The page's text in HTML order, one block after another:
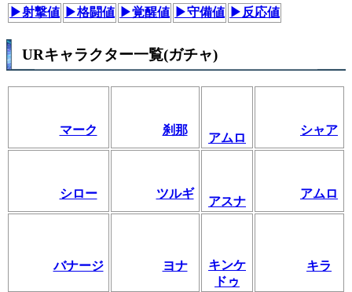
▶射撃値 ▶格闘値 ▶覚醒値 ▶守備値 ▶反応値
URキャラクター一覧(ガチャ)
マーク 刹那
アムロ
シャア
シロー ツルギ
アスナ
アムロ
バナージ ヨナ
キンケ
ドゥ
キラ